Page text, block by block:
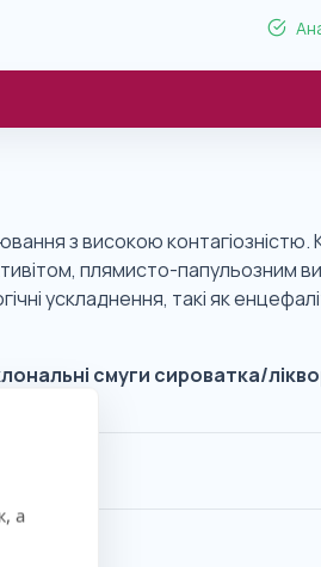
а
з високою контагіозністю.
плямисто-папульозним
ускладнення, такі як
смуги сироватка/